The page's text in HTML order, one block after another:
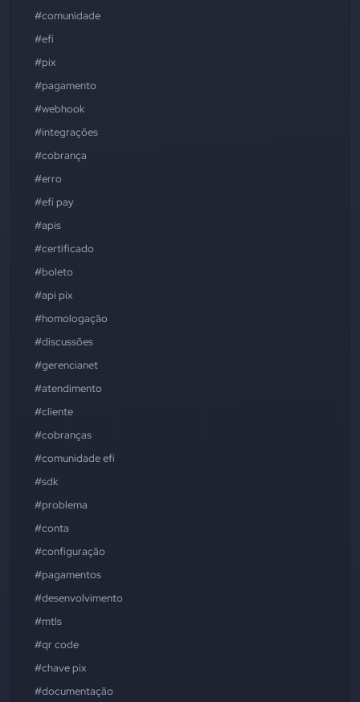
#comunidade
#efí
#pix
#pagamento
#webhook
#integrações
#cobrança
#erro
#efí pay
#apis
#certificado
#boleto
#api pix
#homologação
#discussões
#gerencianet
#atendimento
#cliente
#cobranças
#comunidade efí
#sdk
#problema
#conta
#configuração
#pagamentos
#desenvolvimento
#mtls
#qr code
#chave pix
#documentação